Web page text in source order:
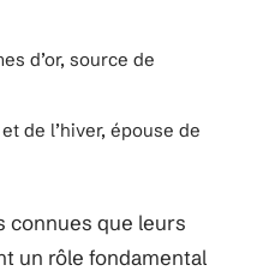
d’or, source de
de l’hiver, épouse de
connues que leurs
un rôle fondamental